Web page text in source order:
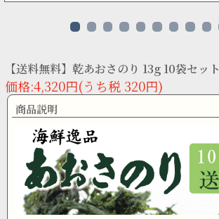
【送料無料】乾あおさのり 13g 10袋セット
価格:4,320円(うち税 320円)
商品説明